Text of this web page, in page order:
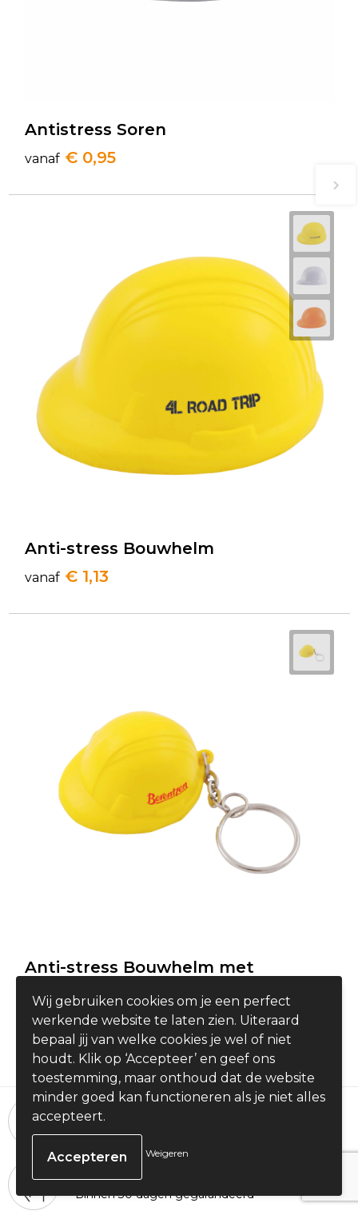
Antistress Soren
vanaf € 0,95
Anti-stress Bouwhelm
vanaf € 1,13
Anti-stress Bouwhelm met
sleutelhanger
vanaf € 0,97
24 uur per dag, 7 dagen per week
Bestellingen plaatsen
100% Tevredenheid
Binnen 30 dagen gegarandeerd
Wij gebruiken cookies om je een perfect
werkende website te laten zien. Uiteraard
bepaal jij van welke cookies je wel of niet
houdt. Klik op ‘Accepteer’ en geef ons
toestemming, maar onthoud dat de website
minder goed kan functioneren als je niet alles
accepteert.
Weigeren